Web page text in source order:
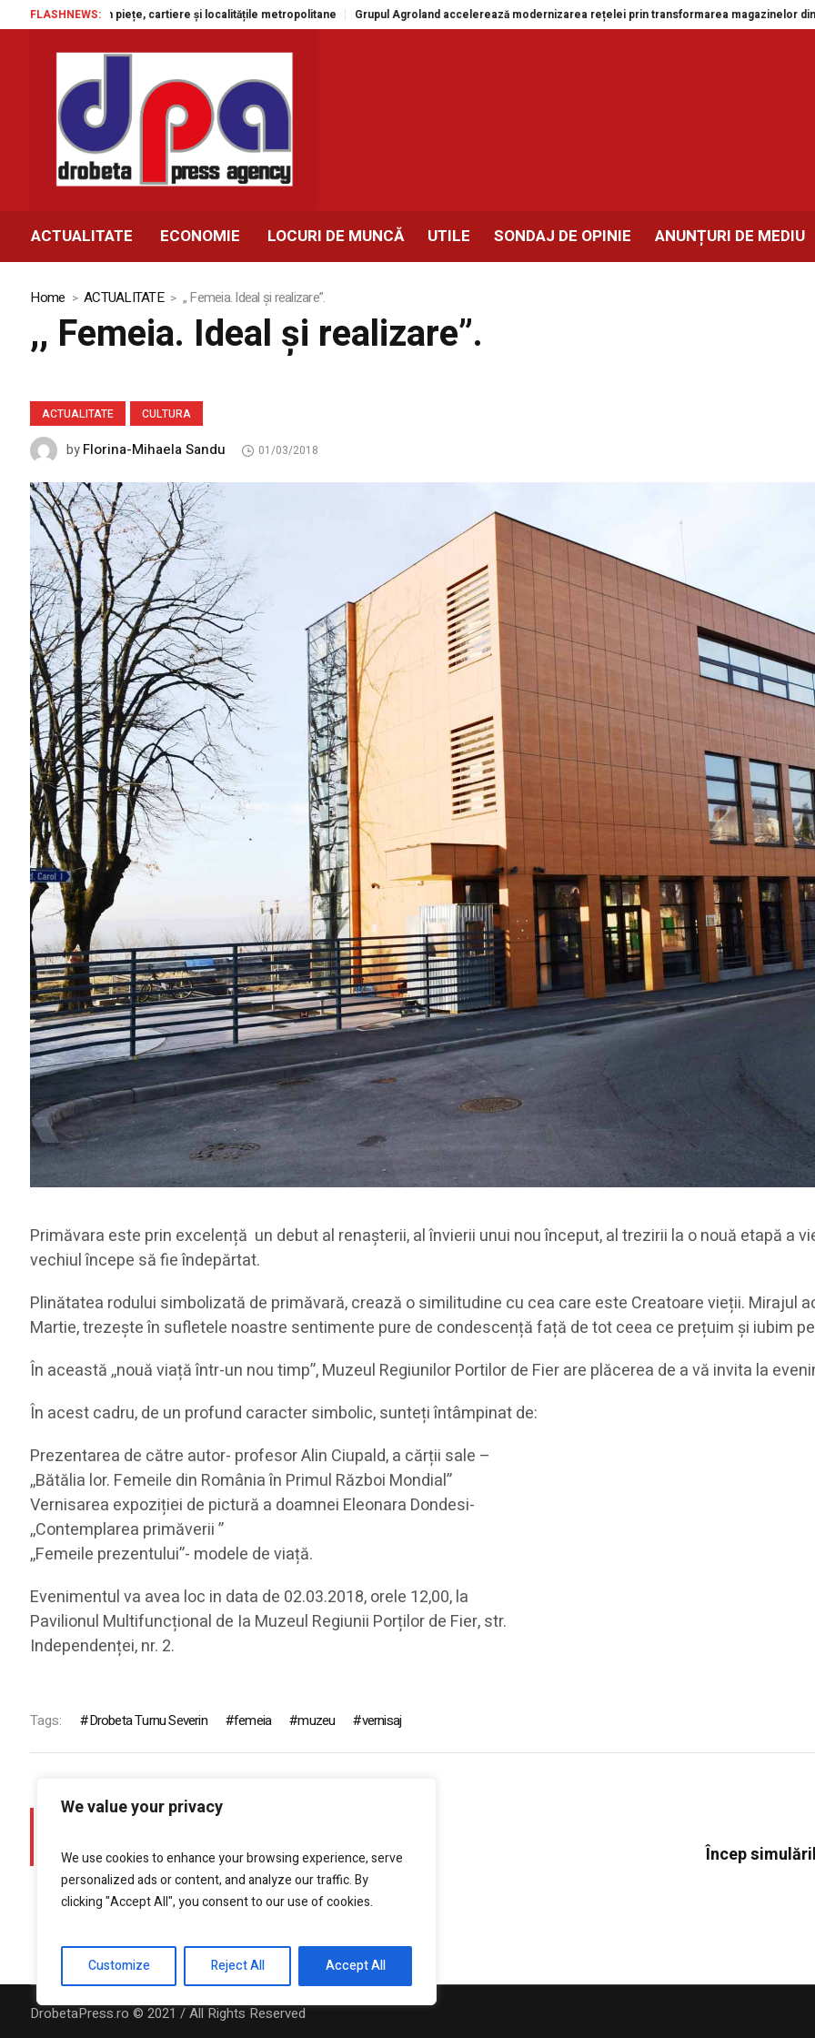
We value your privacy
We use cookies to enhance your browsing experience, serve
personalized ads or content, and analyze our traffic. By
clicking "Accept All", you consent to our use of cookies.
Customize Reject All Accept All
FLASHNEWS:
în piețe, cartiere și localitățile metropolitane Grupul Agroland accelerează modernizarea rețelei prin transformarea magazinelor din Drobeta-
ACTUALITATE ECONOMIE LOCURI DE MUNCĂ UTILE SONDAJ DE OPINIE ANUNȚURI DE MEDIU
Home ACTUALITATE ,, Femeia. Ideal și realizare”.
,, Femeia. Ideal și realizare”.
ACTUALITATE CULTURA
byFlorina-Mihaela Sandu 01/03/2018
Primăvara este prin excelență un debut al renașterii, al învierii unui nou început, al trezirii la o nouă etapă a
vechiul începe să fie îndepărtat.
Plinătatea rodului simbolizată de primăvară, crează o similitudine cu cea care este Creatoare vieții. Mirajul
Martie, trezește în sufletele noastre sentimente pure de condescență față de tot ceea ce prețuim și iubim
În această ,,nouă viață într-un nou timp”, Muzeul Regiunilor Portilor de Fier are plăcerea de a vă invita la
În acest cadru, de un profund caracter simbolic, sunteți întâmpinat de:
Prezentarea de către autor- profesor Alin Ciupald, a cărții sale –
,,Bătălia lor. Femeile din România în Primul Război Mondial”
Vernisarea expoziției de pictură a doamnei Eleonara Dondesi-
,,Contemplarea primăverii ”
,,Femeile prezentului”- modele de viață.
Evenimentul va avea loc in data de 02.03.2018, orele 12,00, la
Pavilionul Multifuncțional de Ia Muzeul Regiunii Porților de Fier, str.
Independenței, nr. 2.
Tags: Drobeta Turnu Severin femeia muzeu vernisaj
PREV POST
After all is Said and Done, More is Done Încep
DrobetaPress.ro © 2021 / All Rights Reserved